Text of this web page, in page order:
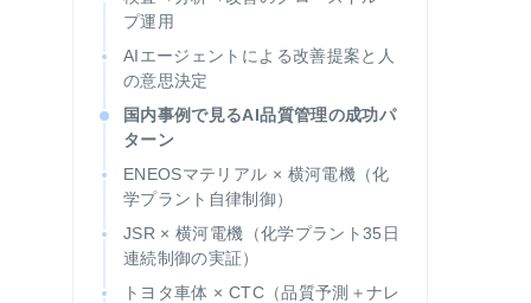
プ運用
AIエージェントによる改善提案と人
の意思決定
国内事例で見るAI品質管理の成功パ
ターン
ENEOSマテリアル × 横河電機（化
学プラント自律制御）
JSR × 横河電機（化学プラント35日
連続制御の実証）
トヨタ車体 × CTC（品質予測＋ナレ